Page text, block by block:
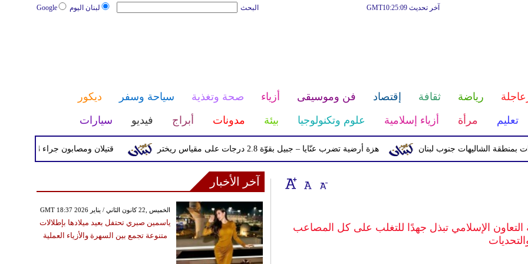
لبنان اليوم Google البحث آخر تحديث GMT10:25:09
رياضة ثقافة إقتصاد فن وموسيقى أزياء صحة وتغذية سياحة وسفر
ديكور
تعليم مرأة أزياء إسلامية علوم وتكنولوجيا بيئة مدونات أبراج فيديو سيارات
قتيلان ومصابون جراء 14 غارة إسرائيلية على شرق وجنوب لبنان هزة أرضية تضرب عنّايا – جبيل بقوّة 2.8 درجات على مقياس ريختر الشاليهات جنوب لبنان
الإسلامي تبذل جهدًا للتغلب على كل المصاعب
آخر الأخبار
GMT 18:37 2026 الخميس ,22 كانون الثاني / يناير
ياسمين صبري تحتفل بعيد ميلادها بإطلالات
متنوعة تجمع بين السهرة والأزياء العملية